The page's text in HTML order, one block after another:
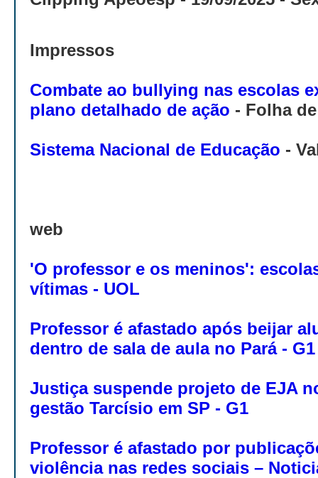
Impressos
Combate ao bullying nas escolas
plano detalhado de ação - Folha
Sistema Nacional de Educação -
web
'O professor e os meninos':
vítimas - UOL
Professor é afastado após beijar
dentro de sala de aula no Pará - G1
Justiça suspende projeto de EJA
gestão Tarcísio em SP - G1
Professor é afastado por
violência nas redes sociais –